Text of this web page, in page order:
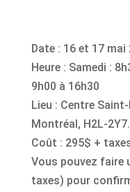
Date : 16 et 17 mai
Heure : Samedi :
9h00 à 16h30
Lieu : Centre
Montréal, H2L-2Y7.
Coût : 295$ +
Vous pouvez faire
taxes) pour